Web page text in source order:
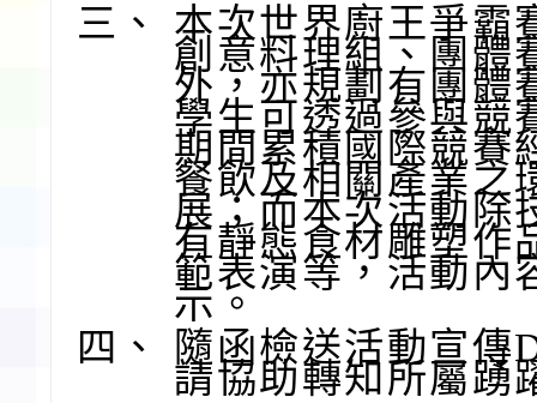
三、
本次世界廚王爭霸
創意料理組、團體
外，亦規劃有團體
學生可透過參與競
期間累積國際競賽
餐飲及相關產業之
展；而本次活動除
有靜態食材雕塑作
範表演等，活動內
示。
四、
隨函檢送活動宣傳
請協助轉知所屬踴